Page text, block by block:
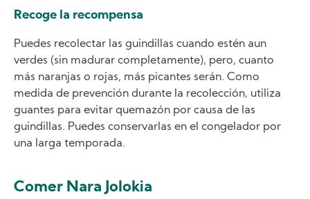
Recoge la recompensa
Puedes recolectar las guindillas cuando estén aun
verdes (sin madurar completamente), pero, cuanto
más naranjas o rojas, más picantes serán. Como
medida de prevención durante la recolección, utiliza
guantes para evitar quemazón por causa de las
guindillas. Puedes conservarlas en el congelador por
una larga temporada.
Comer Nara Jolokia